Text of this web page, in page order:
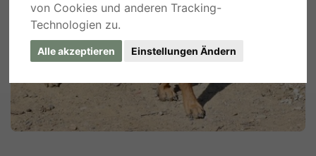
von Cookies und anderen Tracking-
Technologien zu.
Alle akzeptieren Einstellungen Ändern